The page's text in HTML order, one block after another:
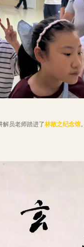
解员老师踏进了林散之纪念馆。